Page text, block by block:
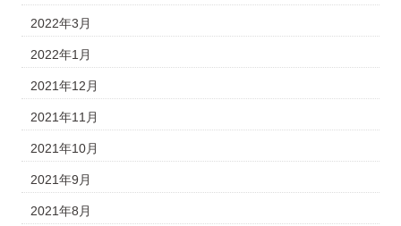
2022年3月
2022年1月
2021年12月
2021年11月
2021年10月
2021年9月
2021年8月